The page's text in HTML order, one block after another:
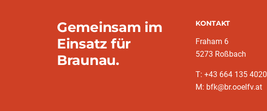
Gemeinsam im
Einsatz für
Braunau.
KONTAKT
Fraham 6
5273 Roßbach
T: +43 664 135 4020
M: bfk@br.ooelfv.at